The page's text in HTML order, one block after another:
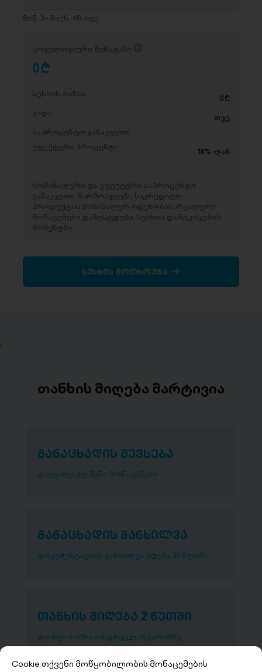
მინ. 3 - მაქს. 48 თვე
ყოველთვიური შენატანი
0D
სესხის თანხა 0 D
ვადა
თვე
საპროცენტო განაკვეთი
ეფექტური პროცენტი
18%-დან
ნომინალური და ეფექტური საპროცენტო
განაკვეთი, წარმოადგენს საკრედიტო
პროდუქტის მინიმალურ ოდენობას. რეალური
მონაცემები დაზუსტდება, სესხის დამტკიცების
მომენტში.
სესხის მოთხოვნა
;
თანხის მიღება მარტივია
განაცხადის შევსება
დაგვიზუსტე შენი მონაცემები
განაცხადის განხილვა
დოკუმენტაციის განხილვა ხდება 30 წუთში
თანხის მიღება 2 წუთში
დაისვი თანხა სასურველ ანგარიშზე
Cookie თქვენი მოწყობილობის მონაცემების